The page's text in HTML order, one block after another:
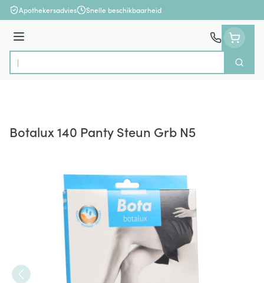
Ga naar de inhoud
Apothekersadvies Snelle beschikbaarheid
Menu
Product, merk, categorie...
Zoek
Botalux 140 Panty Steun Grb N5